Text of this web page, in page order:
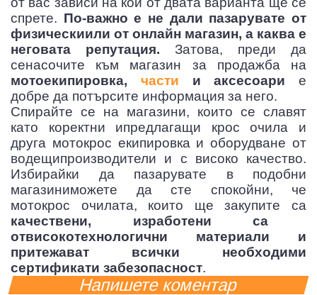
спрете. По-важно е не дали пазарувате от
физическиили от онлайн магазин, а каква е
неговата репутация. Затова, преди да
сенасочите към магазин за продажба на
мотоекипировка, части и аксесоари е
добре да потърсите информация за него.
Спирайте се на магазини, които се славят
като коректни ипредлагащи крос очила и
друга мотокрос екипировка и оборудване от
водещипроизводители и с високо качество.
Избирайки да пазарувате в подобни
магазиниможете да сте спокойни, че
мотокрос очилата, които ще закупите са
качествени, изработени са
отвисокотехнологични материали и
притежават всички необходими
сертификати забезопасност.
Напишете коментар